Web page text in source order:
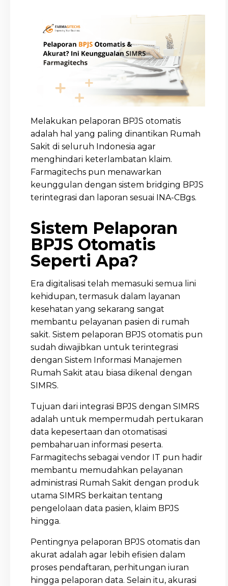
Melakukan pelaporan BPJS otomatis
adalah hal yang paling dinantikan Rumah
Sakit di seluruh Indonesia agar
menghindari keterlambatan klaim.
Farmagitechs pun menawarkan
keunggulan dengan sistem bridging BPJS
terintegrasi dan laporan sesuai INA-CBgs.
Sistem Pelaporan
BPJS Otomatis
Seperti Apa?
Era digitalisasi telah memasuki semua lini
kehidupan, termasuk dalam layanan
kesehatan yang sekarang sangat
membantu pelayanan pasien di rumah
sakit. Sistem pelaporan BPJS otomatis pun
sudah diwajibkan untuk terintegrasi
dengan Sistem Informasi Manajemen
Rumah Sakit atau biasa dikenal dengan
SIMRS.
Tujuan dari integrasi BPJS dengan SIMRS
adalah untuk mempermudah pertukaran
data kepesertaan dan otomatisasi
pembaharuan informasi peserta.
Farmagitechs sebagai vendor IT pun hadir
membantu memudahkan pelayanan
administrasi Rumah Sakit dengan produk
utama SIMRS berkaitan tentang
pengelolaan data pasien, klaim BPJS
hingga.
Pentingnya pelaporan BPJS otomatis dan
akurat adalah agar lebih efisien dalam
proses pendaftaran, perhitungan iuran
hingga pelaporan data. Selain itu, akurasi